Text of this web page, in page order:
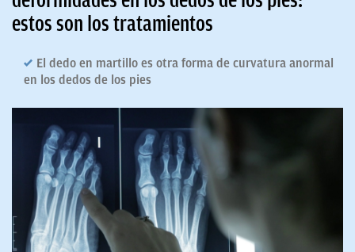
estos son los tratamientos
El dedo en martillo es otra forma de curvatura anormal
en los dedos de los pies